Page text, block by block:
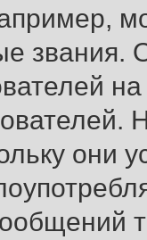
звания.
они